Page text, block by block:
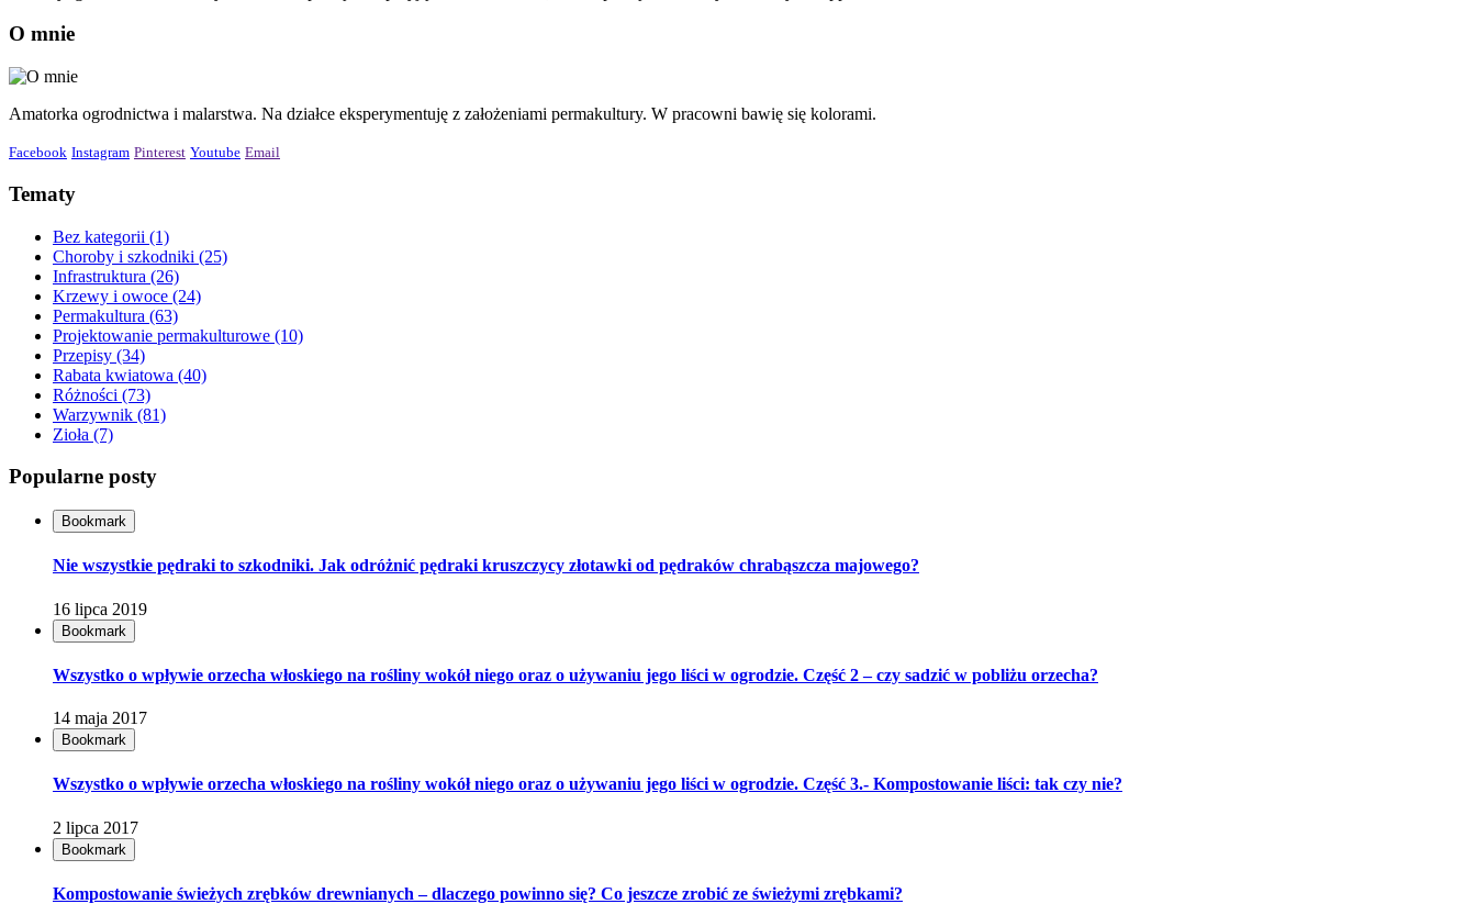
O mnie
Amatorka ogrodnictwa i malarstwa. Na działce eksperymentuję z założeniami permakultury. W pracowni bawię się kolorami.
Facebook Instagram Pinterest Youtube Email
Tematy
Bez kategorii (1)
Choroby i szkodniki (25)
Infrastruktura (26)
Krzewy i owoce (24)
Permakultura (63)
Projektowanie permakulturowe (10)
Przepisy (34)
Rabata kwiatowa (40)
Różności (73)
Warzywnik (81)
Zioła (7)
Popularne posty
Bookmark
Nie wszystkie pędraki to szkodniki. Jak odróżnić pędraki kruszczycy złotawki od pędraków chrabąszcza majowego?
16 lipca 2019
Bookmark
Wszystko o wpływie orzecha włoskiego na rośliny wokół niego oraz o używaniu jego liści w ogrodzie. Część 2 – czy sadzić w pobliżu orzecha?
14 maja 2017
Bookmark
Wszystko o wpływie orzecha włoskiego na rośliny wokół niego oraz o używaniu jego liści w ogrodzie. Część 3.- Kompostowanie liści: tak czy nie?
2 lipca 2017
Bookmark
Kompostowanie świeżych zrębków drewnianych – dlaczego powinno się? Co jeszcze zrobić ze świeżymi zrębkami?